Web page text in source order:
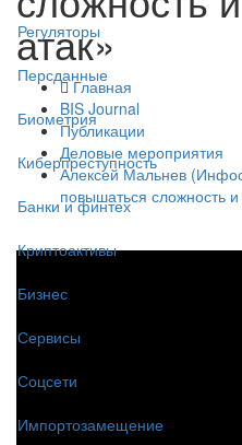
Регуляторы
Персданные
Биометрия
Киберпреступность
Банки и финтех
Криптоактивы
Бизнес
Сервисы
Соцсети
Импортозамещение
атак»
Главная
BIS Journal
Публикации
Деловые мероприятия
Алексей Мальнев
повышаться сложность и